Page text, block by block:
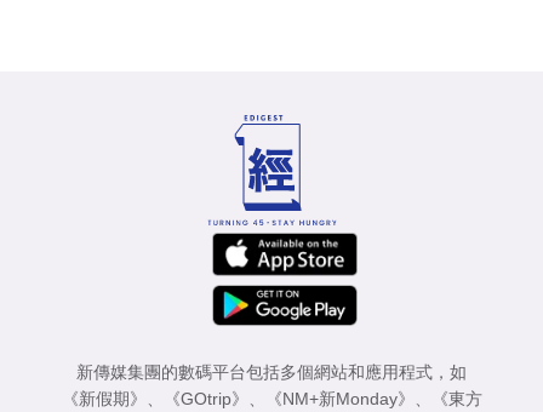
新傳媒集團的數碼平台包括多個網站和應用程式，如
《新假期》
《GOtrip》 《NM+新Monday》
《東方